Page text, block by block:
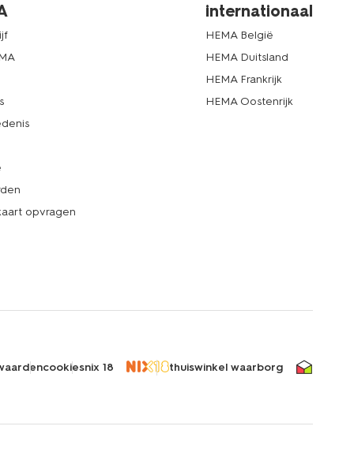
opvragen
internationaal
HEMA België
HEMA Duitsland
HEMA Frankrijk
HEMA Oostenrijk
cookiesnix 18 thuiswinkel waarborg